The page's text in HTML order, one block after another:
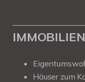
Häuser zum